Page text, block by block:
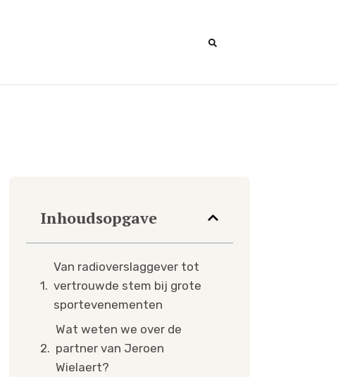
Inhoudsopgave
Van radioverslaggever tot
vertrouwde stem bij grote
sportevenementen
Wat weten we over de
partner van Jeroen
Wielaert?